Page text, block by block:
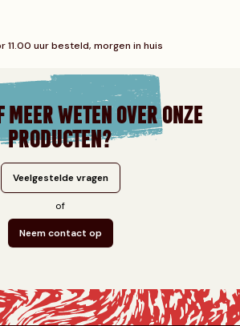
11.00 uur besteld, morgen in huis
MEER WETEN OVER ONZE
PRODUCTEN?
Veelgestelde vragen
of
Neem contact op